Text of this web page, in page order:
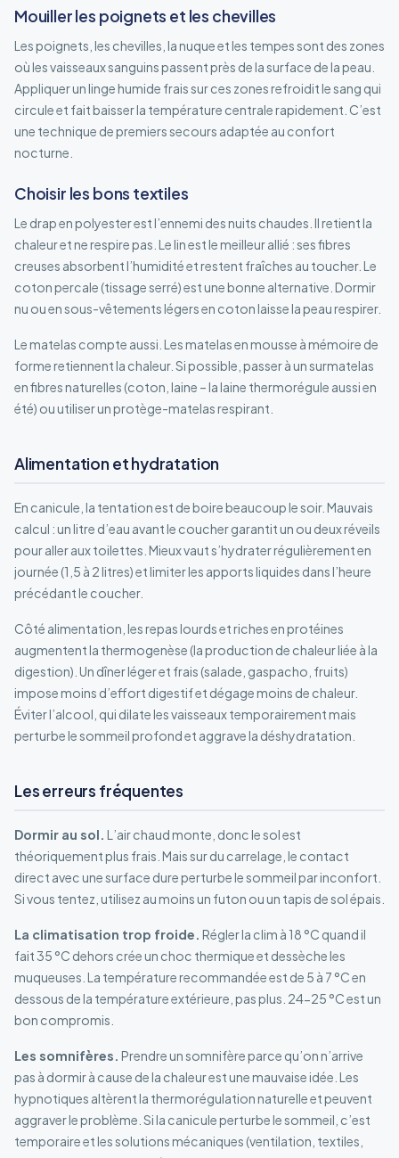
Mouiller les poignets et les chevilles
Les poignets, les chevilles, la nuque et les tempes sont des zones
où les vaisseaux sanguins passent près de la surface de la peau.
Appliquer un linge humide frais sur ces zones refroidit le sang qui
circule et fait baisser la température centrale rapidement. C’est
une technique de premiers secours adaptée au confort
nocturne.
Choisir les bons textiles
Le drap en polyester est l’ennemi des nuits chaudes. Il retient la
chaleur et ne respire pas. Le lin est le meilleur allié : ses fibres
creuses absorbent l’humidité et restent fraîches au toucher. Le
coton percale (tissage serré) est une bonne alternative. Dormir
nu ou en sous-vêtements légers en coton laisse la peau respirer.
Le matelas compte aussi. Les matelas en mousse à mémoire de
forme retiennent la chaleur. Si possible, passer à un surmatelas
en fibres naturelles (coton, laine – la laine thermorégule aussi en
été) ou utiliser un protège-matelas respirant.
Alimentation et hydratation
En canicule, la tentation est de boire beaucoup le soir. Mauvais
calcul : un litre d’eau avant le coucher garantit un ou deux réveils
pour aller aux toilettes. Mieux vaut s’hydrater régulièrement en
journée (1,5 à 2 litres) et limiter les apports liquides dans l’heure
précédant le coucher.
Côté alimentation, les repas lourds et riches en protéines
augmentent la thermogenèse (la production de chaleur liée à la
digestion). Un dîner léger et frais (salade, gaspacho, fruits)
impose moins d’effort digestif et dégage moins de chaleur.
Éviter l’alcool, qui dilate les vaisseaux temporairement mais
perturbe le sommeil profond et aggrave la déshydratation.
Les erreurs fréquentes
Dormir au sol. L’air chaud monte, donc le sol est
théoriquement plus frais. Mais sur du carrelage, le contact
direct avec une surface dure perturbe le sommeil par inconfort.
Si vous tentez, utilisez au moins un futon ou un tapis de sol épais.
La climatisation trop froide. Régler la clim à 18 °C quand il
fait 35 °C dehors crée un choc thermique et dessèche les
muqueuses. La température recommandée est de 5 à 7 °C en
dessous de la température extérieure, pas plus. 24-25 °C est un
bon compromis.
Les somnifères. Prendre un somnifère parce qu’on n’arrive
pas à dormir à cause de la chaleur est une mauvaise idée. Les
hypnotiques altèrent la thermorégulation naturelle et peuvent
aggraver le problème. Si la canicule perturbe le sommeil, c’est
temporaire et les solutions mécaniques (ventilation, textiles,